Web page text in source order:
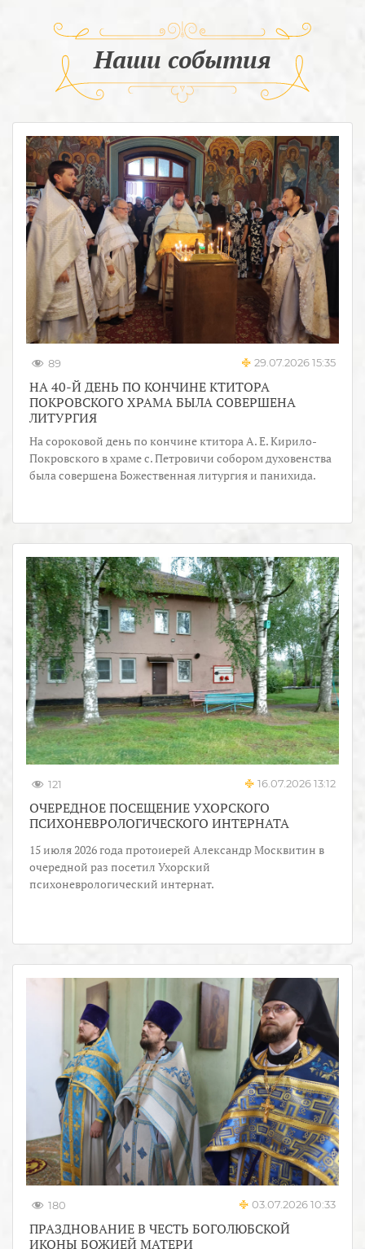
Наши события
89 29.07.2026 15:35
НА 40-Й ДЕНЬ ПО КОНЧИНЕ КТИТОРА
ПОКРОВСКОГО ХРАМА БЫЛА СОВЕРШЕНА
ЛИТУРГИЯ
На сороковой день по кончине ктитора А. Е. Кирило-
Покровского в храме с. Петровичи собором духовенства
была совершена Божественная литургия и панихида.
121 16.07.2026 13:12
ОЧЕРЕДНОЕ ПОСЕЩЕНИЕ УХОРСКОГО
ПСИХОНЕВРОЛОГИЧЕСКОГО ИНТЕРНАТА
15 июля 2026 года протоиерей Александр Москвитин в
очередной раз посетил Ухорский
психоневрологический интернат.
180 03.07.2026 10:33
ПРАЗДНОВАНИЕ В ЧЕСТЬ БОГОЛЮБСКОЙ
ИКОНЫ БОЖИЕЙ МАТЕРИ